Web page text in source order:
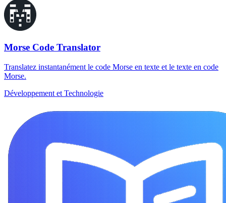
Morse Code Translator
Translatez instantanément le code Morse en texte et le texte en code
Morse.
Développement et Technologie